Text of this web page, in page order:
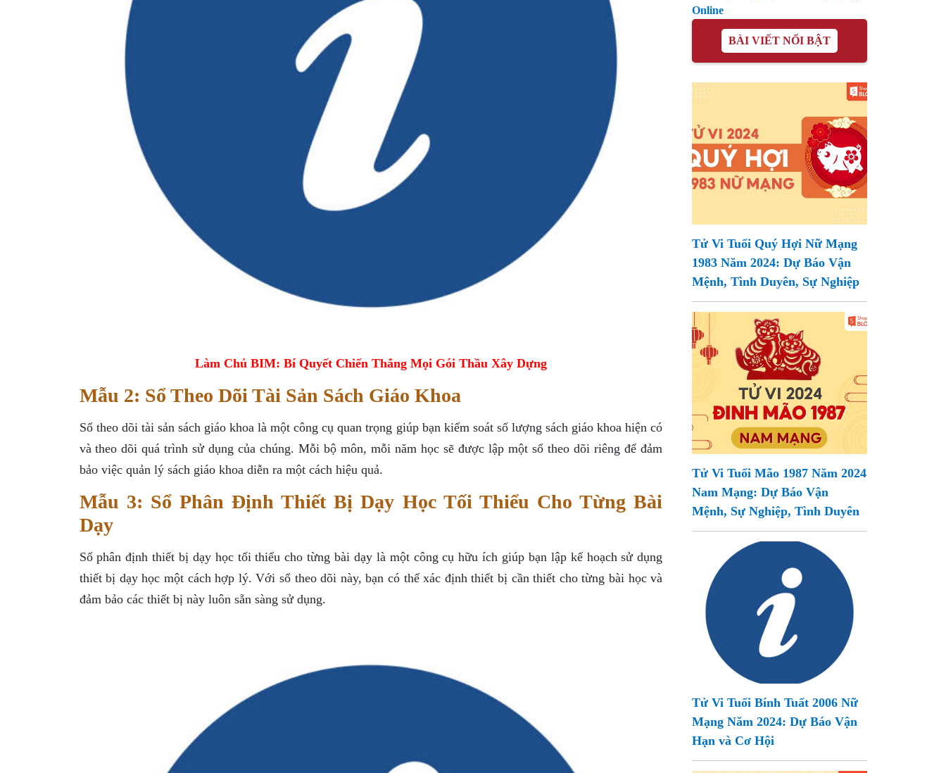
Làm Chủ BIM: Bí Quyết Chiến Thắng Mọi Gói Thầu Xây Dựng
Mẫu 2: Sổ Theo Dõi Tài Sản Sách Giáo Khoa
Sổ theo dõi tài sản sách giáo khoa là một công cụ quan trọng giúp bạn kiểm soát số lượng sách giáo khoa hiện có
và theo dõi quá trình sử dụng của chúng. Mỗi bộ môn, mỗi năm học sẽ được lập một sổ theo dõi riêng để đảm
bảo việc quản lý sách giáo khoa diễn ra một cách hiệu quả.
Mẫu 3: Sổ Phân Định Thiết Bị Dạy Học Tối Thiểu Cho Từng Bài
Dạy
Sổ phân định thiết bị dạy học tối thiểu cho từng bài dạy là một công cụ hữu ích giúp bạn lập kế hoạch sử dụng
thiết bị dạy học một cách hợp lý. Với sổ theo dõi này, bạn có thể xác định thiết bị cần thiết cho từng bài học và
đảm bảo các thiết bị này luôn sẵn sàng sử dụng.
Online
BÀI VIẾT NỔI BẬT
Tử Vi Tuổi Quý Hợi Nữ Mạng
1983 Năm 2024: Dự Báo Vận
Mệnh, Tình Duyên, Sự Nghiệp
Tử Vi Tuổi Mão 1987 Năm 2024
Nam Mạng: Dự Báo Vận
Mệnh, Sự Nghiệp, Tình Duyên
Tử Vi Tuổi Bính Tuất 2006 Nữ
Mạng Năm 2024: Dự Báo Vận
Hạn và Cơ Hội